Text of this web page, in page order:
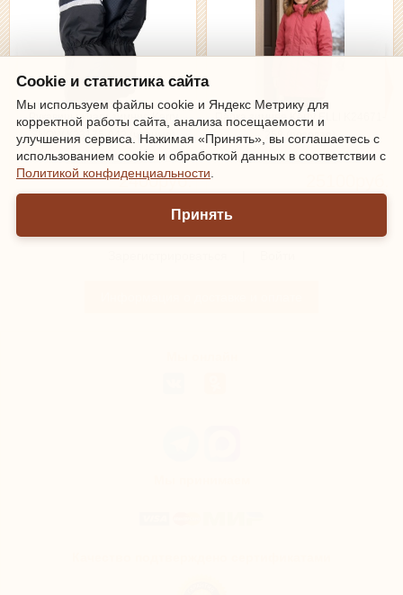
Рукавицы-краги зимние Kerry
SNOW К23175-042 (черные)
2400руб.
258 (розовая)
Cookie и статистика сайта
Мы используем файлы cookie и Яндекс Метрику для
корректной работы сайта, анализа посещаемости и
улучшения сервиса. Нажимая «Принять», вы соглашаетесь с
использованием cookie и обработкой данных в соответствии с
Политикой конфиденциальности
Принять